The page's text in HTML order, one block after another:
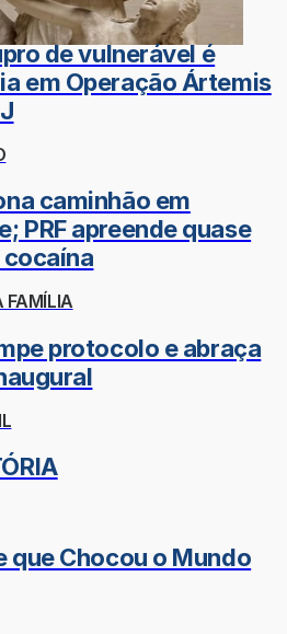
de vulnerável é
em Operação Ártemis
caminhão em
PRF apreende quase
FAMÍLIA
protocolo e abraça
que Chocou o Mundo